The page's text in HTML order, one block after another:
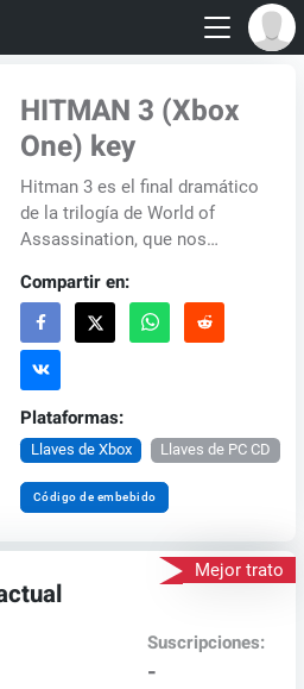
HITMAN 3 (Xbox
One) key
Hitman 3 es el final dramático
de la trilogía de World of
Assassination, que nos
todo el mundo. El viejo y
conocido Agente...
Compartir en:
Plataformas:
Llaves de Xbox Llaves de PC CD
Código de embebido
Mejor trato
Suscripciones:
-